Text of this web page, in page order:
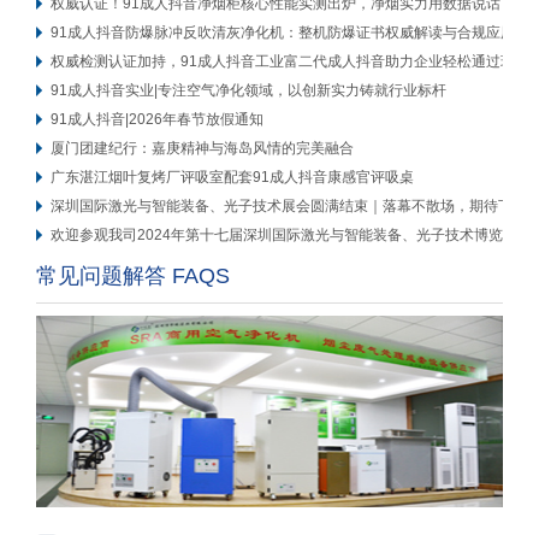
91成人抖音防爆脉冲反吹清灰净化机：整机防爆证书权威解读与合规应用
权威检测认证加持，91成人抖音工业富二代成人抖音助力企业轻松通过环评
91成人抖音实业|专注空气净化领域，以创新实力铸就行业标杆
91成人抖音|2026年春节放假通知
厦门团建纪行：嘉庚精神与海岛风情的完美融合
广东湛江烟叶复烤厂评吸室配套91成人抖音康感官评吸桌
深圳国际激光与智能装备、光子技术展会圆满结束｜落幕不散场，期待下次
欢迎参观我司2024年第十七届深圳国际激光与智能装备、光子技术博览会展
常见问题解答 FAQS